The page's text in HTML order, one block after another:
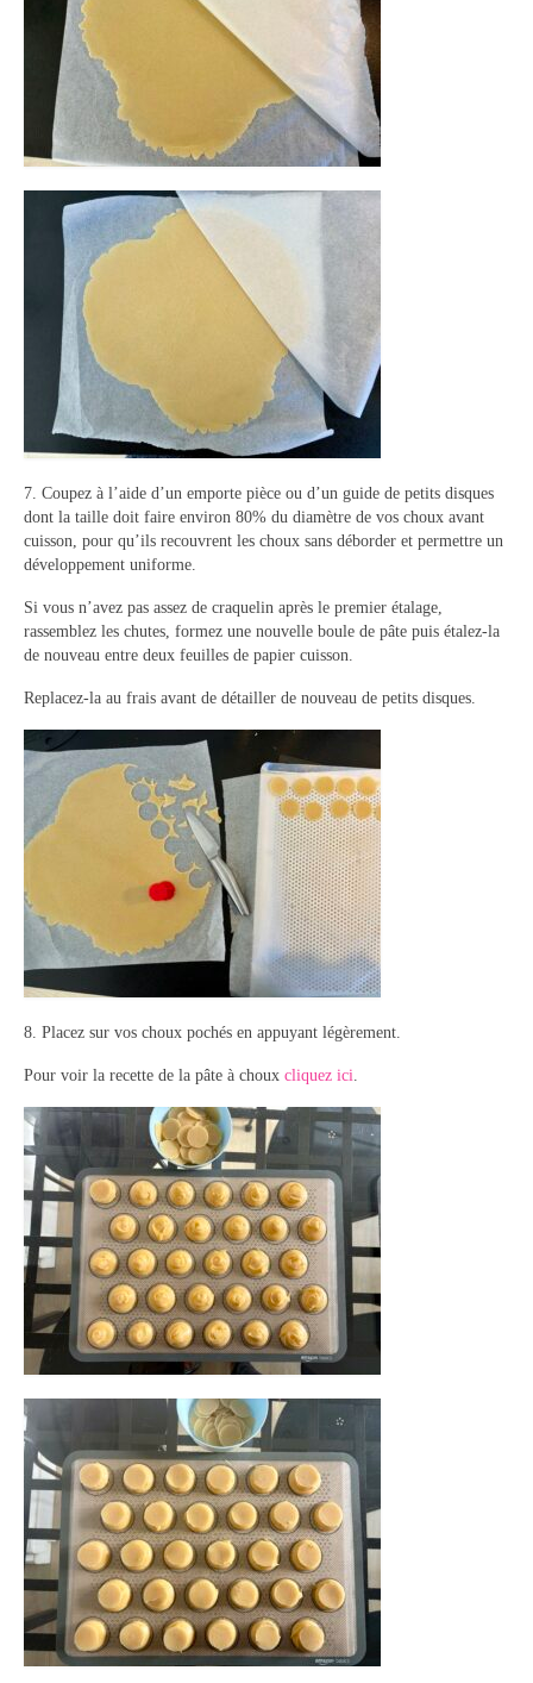
7. Coupez à l’aide d’un emporte pièce ou d’un guide de petits disques
dont la taille doit faire environ 80% du diamètre de vos choux avant
cuisson, pour qu’ils recouvrent les choux sans déborder et permettre un
développement uniforme.
Si vous n’avez pas assez de craquelin après le premier étalage,
rassemblez les chutes, formez une nouvelle boule de pâte puis étalez-la
de nouveau entre deux feuilles de papier cuisson.
Replacez-la au frais avant de détailler de nouveau de petits disques.
8. Placez sur vos choux pochés en appuyant légèrement.
Pour voir la recette de la pâte à choux cliquez ici.